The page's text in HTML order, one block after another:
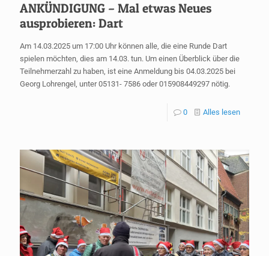
ANKÜNDIGUNG – Mal etwas Neues
ausprobieren: Dart
Am 14.03.2025 um 17:00 Uhr können alle, die eine Runde Dart
spielen möchten, dies am 14.03. tun. Um einen Überblick über die
Teilnehmerzahl zu haben, ist eine Anmeldung bis 04.03.2025 bei
Georg Lohrengel, unter 05131- 7586 oder 015908449297 nötig.
0 Alles lesen